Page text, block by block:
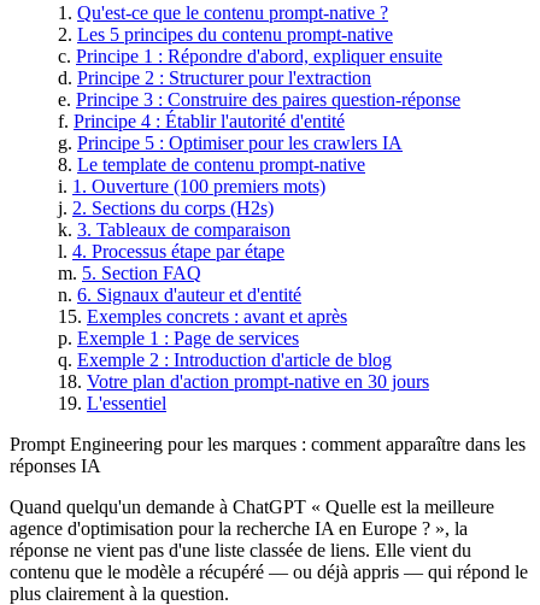
Qu'est-ce que le contenu prompt-native ?
Les 5 principes du contenu prompt-native
Principe 1 : Répondre d'abord, expliquer ensuite
Principe 2 : Structurer pour l'extraction
Principe 3 : Construire des paires question-réponse
Principe 4 : Établir l'autorité d'entité
Principe 5 : Optimiser pour les crawlers IA
Le template de contenu prompt-native
1. Ouverture (100 premiers mots)
2. Sections du corps (H2s)
3. Tableaux de comparaison
4. Processus étape par étape
5. Section FAQ
6. Signaux d'auteur et d'entité
Exemples concrets : avant et après
Exemple 1 : Page de services
Exemple 2 : Introduction d'article de blog
Votre plan d'action prompt-native en 30 jours
L'essentiel
Prompt Engineering pour les marques : comment apparaître dans les
réponses IA
Quand quelqu'un demande à ChatGPT « Quelle est la meilleure
agence d'optimisation pour la recherche IA en Europe ? », la
réponse ne vient pas d'une liste classée de liens. Elle vient du
contenu que le modèle a récupéré — ou déjà appris — qui répond le
plus clairement à la question.